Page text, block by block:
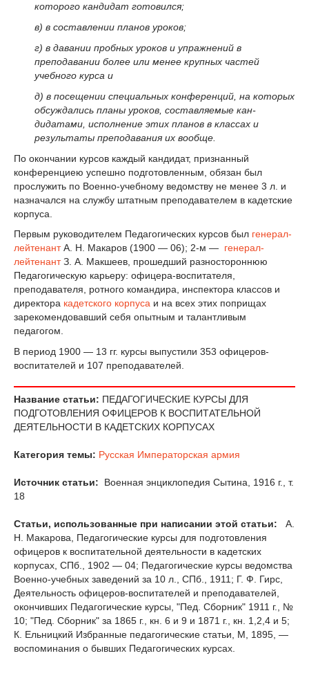
которого кандидат готовился;
в) в составлении планов уроков;
г) в давании пробных уроков и упражнений в
преподавании бо­лее или менее крупных частей
учебного курса и
д) в посещении специальных конференций, на которых
об­суждались планы уроков, составляемые кан­
дидатами, исполнение этих планов в классах и
результаты преподавания их вообще.
По окончании курсов каждый кандидат, признан­ный
конференциею успешно подготовленным, обязан был
прослужить по Военно-учебному ведомству не менее 3 л. и
назначался на службу штатным преподавателем в кадетские
корпуса.
Первым руководителем Педагогических курсов был генерал-
лейтенантА. Н. Макаров (1900 — 06); 2-м — генерал-
лейтенантЗ. А. Макшеев, прошедший разностороннюю
Педагогическую карьеру: офицера-воспитателя,
преподавателя, ротного командира, инспектора классов и
директора кадетского корпуса и на всех этих поприщах
зарекомендовавший себя опытным и талантливым
педагогом.
В период 1900 — 13 гг. курсы выпустили 353 офицеров-
воспитателей и 107 преподавателей.
Название статьи: ПЕДАГОГИЧЕСКИЕ КУРСЫ ДЛЯ
ПОДГОТОВЛЕНИЯ ОФИЦЕРОВ К ВОСПИТАТЕЛЬНОЙ
ДЕЯТЕЛЬНОСТИ В КАДЕТСКИХ КОРПУСАХ
Категория темы: Русская Императорская армия
Источник статьи:
Военная энциклопедия Сытина, 1916 г., т.
18
Статьи, использованные при написании этой статьи:
А.
Н. Ма­карова, Педагогические курсы для подготовления
офицеров к воспитательной деятельности в кадетских
корпусах, СПб., 1902 — 04; Педагогические курсы ведомства
Военно-учебных заведений за 10 л., СПб., 1911; Г. Ф. Гирс,
Деятельность офицеров-воспитателей и преподавателей,
окончивших Педагогические курсы, "Пед. Сборник" 1911 г., №
10; "Пед. Сборник" за 1865 г., кн. 6 и 9 и 1871 г., кн. 1,2,4 и 5;
К. Ельницкий Избранные педагогические статьи, M, 1895, —
воспоминания о бывших Педагогических курсах.